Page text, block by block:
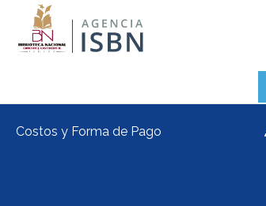
Costos y Forma de Pago